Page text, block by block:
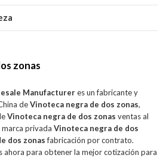
zonas
Manufactureres un fabricante y
deVinoteca negra de dos zonas,
Vinoteca negra de dos zonas ventas al
marca privadaVinoteca negra de dos
dos zonasfabricación por contrato.
ahora para obtener la mejor cotización para